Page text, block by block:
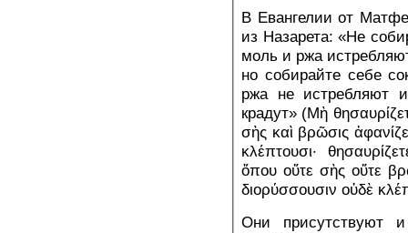
В Евангелии от
из Назарета: «Не
моль и ржа
но собирайте себе
ржа не истребляют
крадут» (Μὴ
σὴς καὶ βρῶσις
κλέπτουσι·
ὅπου οὔτε σὴς οὔτε
διορύσσουσιν οὐδὲ
Они присутствуют